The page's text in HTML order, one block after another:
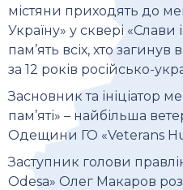
містяни приходять до
Україну» у сквері «Слави
пам’ять всіх, хто
за 12 років російсько-
Засновник та ініціатор
пам’яті» – найбільша
Одещини ГО «Veterans
Заступник голови
Odesa» Олег Макаров